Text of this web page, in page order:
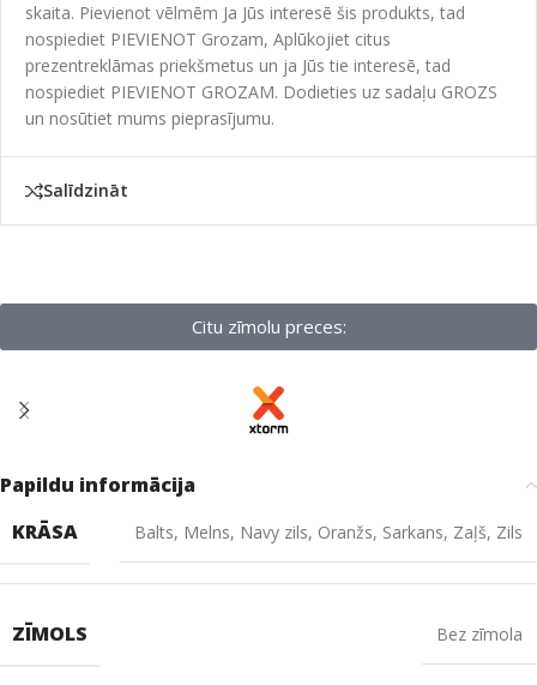
skaita. Pievienot vēlmēm Ja Jūs interesē šis produkts, tad
nospiediet PIEVIENOT Grozam, Aplūkojiet citus
prezentreklāmas priekšmetus un ja Jūs tie interesē, tad
nospiediet PIEVIENOT GROZAM. Dodieties uz sadaļu GROZS
un nosūtiet mums pieprasījumu.
Salīdzināt
Citu zīmolu preces:
Papildu informācija
KRĀSA
Balts, Melns, Navy zils, Oranžs, Sarkans, Zaļš, Zils
ZĪMOLS Bez zīmola